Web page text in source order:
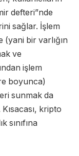
defteri”nde
sağlar. İşlem
(yani bir varlığın
ve
işlem
boyunca)
sunmak da
kripto
sınıfına